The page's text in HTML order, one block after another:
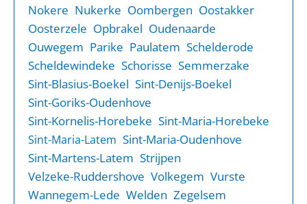
Nokere Nukerke Oombergen Oostakker
Oosterzele Opbrakel Oudenaarde
Ouwegem Parike Paulatem Schelderode
Scheldewindeke Schorisse Semmerzake
Sint-Blasius-Boekel Sint-Denijs-Boekel
Sint-Goriks-Oudenhove
Sint-Kornelis-Horebeke Sint-Maria-Horebeke
Sint-Maria-Latem Sint-Maria-Oudenhove
Sint-Martens-Latem Strijpen
Velzeke-Ruddershove Volkegem Vurste
Wannegem-Lede Welden Zegelsem